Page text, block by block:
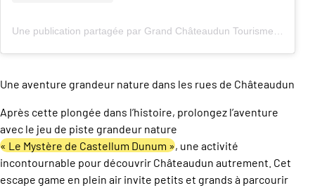
Une aventure grandeur nature dans les rues de Châteaudun
Après cette plongée dans l’histoire, prolongez l’aventure
avec le jeu de piste grandeur nature
« Le Mystère de Castellum Dunum », une activité
incontournable pour découvrir Châteaudun autrement. Cet
escape game en plein air invite petits et grands à parcourir